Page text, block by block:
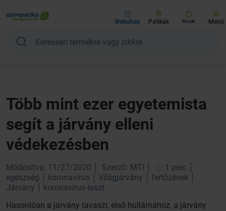
Webshop Patikák Kosár Menü
Több mint ezer egyetemista
segít a járvány elleni
védekezésben
Módosítva: 11/27/2020 Szerző: MTI
1 perc
egészség
koronavírus Világjárvány
fertőzések
Járvány
koronavírus-teszt
Hasonlóan a járvány tavaszi, első hullámához, a járvány